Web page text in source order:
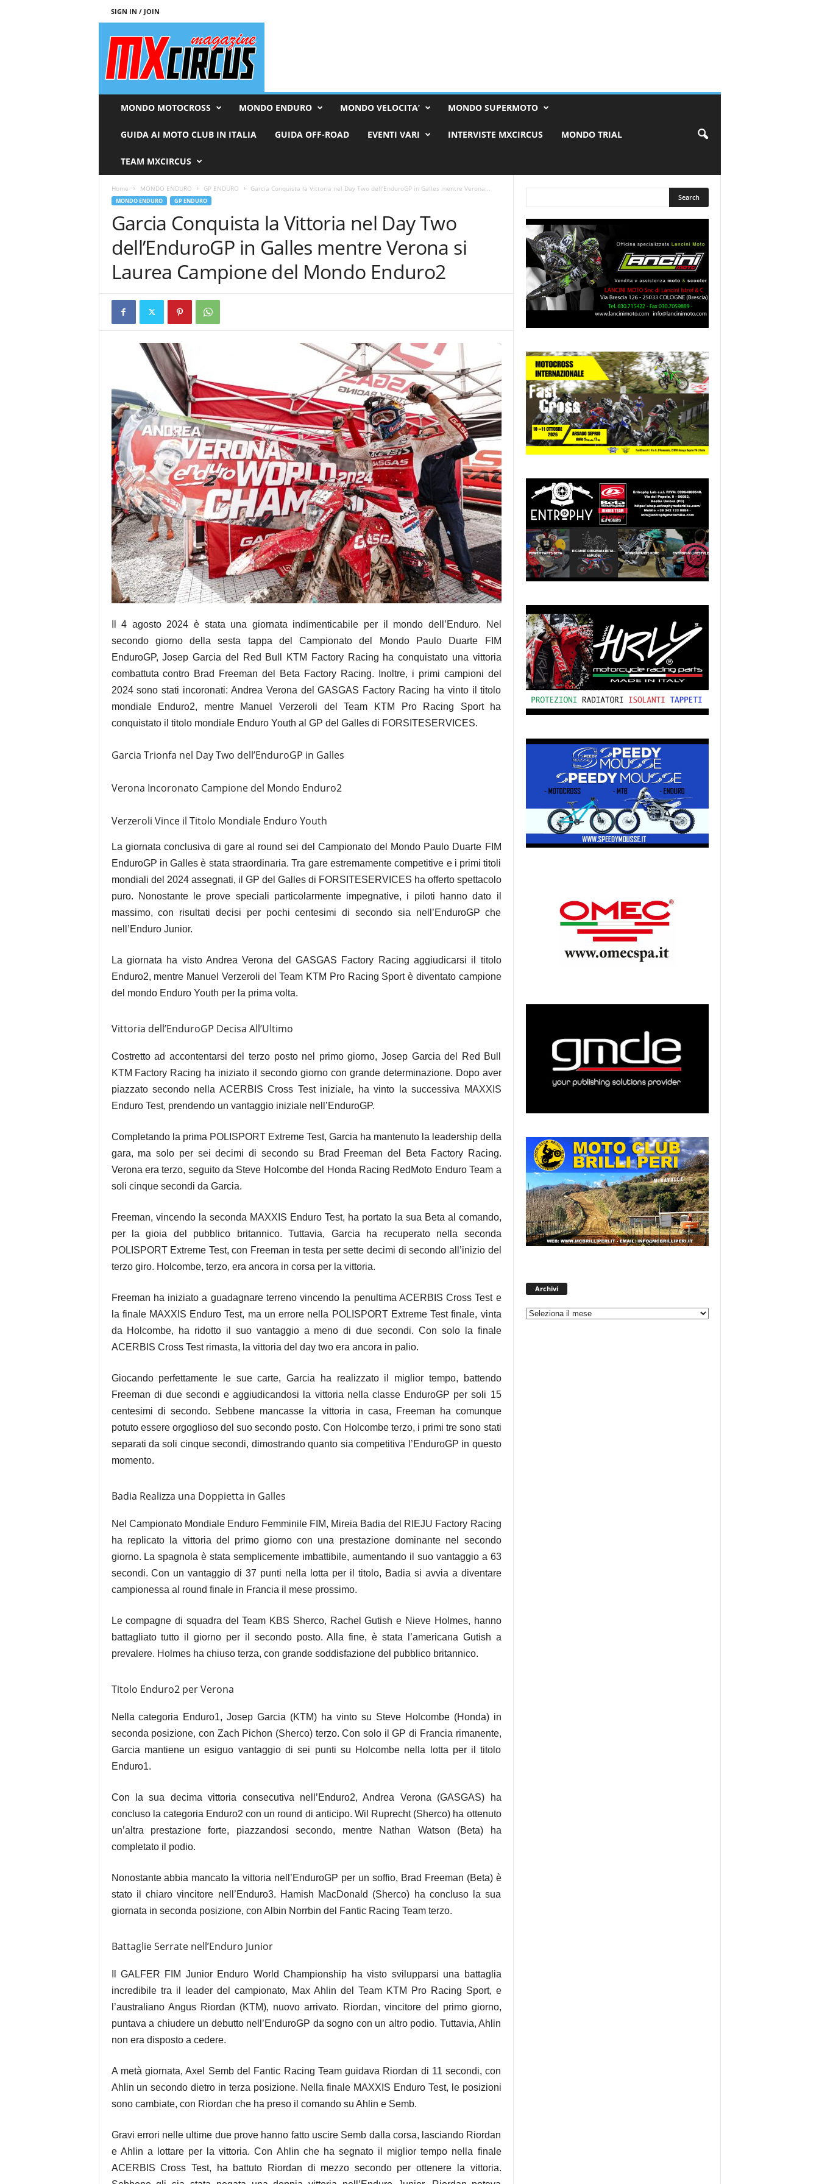
SIGN IN / JOIN
c
MONDO MOTOCROSS MONDO ENDURO MONDO VELOCITA’ MONDO SUPERMOTO
GUIDA AI MOTO CLUB IN ITALIA GUIDA OFF-ROAD EVENTI VARI INTERVISTE MXCIRCUS MONDO TRIAL
TEAM MXCIRCUS
Home MONDO ENDURO GP ENDURO Garcia Conquista la Vittoria nel Day Two dell’EnduroGP in Galles mentre Verona...
MONDO ENDURO GP ENDURO
Garcia Conquista la Vittoria nel Day Two
dell’EnduroGP in Galles mentre Verona si
Laurea Campione del Mondo Enduro2
Il 4 agosto 2024 è stata una giornata indimenticabile per il mondo dell’Enduro. Nel
secondo giorno della sesta tappa del Campionato del Mondo Paulo Duarte FIM
EnduroGP, Josep Garcia del Red Bull KTM Factory Racing ha conquistato una vittoria
combattuta contro Brad Freeman del Beta Factory Racing. Inoltre, i primi campioni del
2024 sono stati incoronati: Andrea Verona del GASGAS Factory Racing ha vinto il titolo
mondiale Enduro2, mentre Manuel Verzeroli del Team KTM Pro Racing Sport ha
conquistato il titolo mondiale Enduro Youth al GP del Galles di FORSITESERVICES.
Garcia Trionfa nel Day Two dell’EnduroGP in Galles
Verona Incoronato Campione del Mondo Enduro2
Verzeroli Vince il Titolo Mondiale Enduro Youth
La giornata conclusiva di gare al round sei del Campionato del Mondo Paulo Duarte FIM
EnduroGP in Galles è stata straordinaria. Tra gare estremamente competitive e i primi titoli
mondiali del 2024 assegnati, il GP del Galles di FORSITESERVICES ha offerto spettacolo
puro. Nonostante le prove speciali particolarmente impegnative, i piloti hanno dato il
massimo, con risultati decisi per pochi centesimi di secondo sia nell’EnduroGP che
nell’Enduro Junior.
La giornata ha visto Andrea Verona del GASGAS Factory Racing aggiudicarsi il titolo
Enduro2, mentre Manuel Verzeroli del Team KTM Pro Racing Sport è diventato campione
del mondo Enduro Youth per la prima volta.
Vittoria dell’EnduroGP Decisa All’Ultimo
Costretto ad accontentarsi del terzo posto nel primo giorno, Josep Garcia del Red Bull
KTM Factory Racing ha iniziato il secondo giorno con grande determinazione. Dopo aver
piazzato secondo nella ACERBIS Cross Test iniziale, ha vinto la successiva MAXXIS
Enduro Test, prendendo un vantaggio iniziale nell’EnduroGP.
Completando la prima POLISPORT Extreme Test, Garcia ha mantenuto la leadership della
gara, ma solo per sei decimi di secondo su Brad Freeman del Beta Factory Racing.
Verona era terzo, seguito da Steve Holcombe del Honda Racing RedMoto Enduro Team a
soli cinque secondi da Garcia.
Freeman, vincendo la seconda MAXXIS Enduro Test, ha portato la sua Beta al comando,
per la gioia del pubblico britannico. Tuttavia, Garcia ha recuperato nella seconda
POLISPORT Extreme Test, con Freeman in testa per sette decimi di secondo all’inizio del
terzo giro. Holcombe, terzo, era ancora in corsa per la vittoria.
Freeman ha iniziato a guadagnare terreno vincendo la penultima ACERBIS Cross Test e
la finale MAXXIS Enduro Test, ma un errore nella POLISPORT Extreme Test finale, vinta
da Holcombe, ha ridotto il suo vantaggio a meno di due secondi. Con solo la finale
ACERBIS Cross Test rimasta, la vittoria del day two era ancora in palio.
Giocando perfettamente le sue carte, Garcia ha realizzato il miglior tempo, battendo
Freeman di due secondi e aggiudicandosi la vittoria nella classe EnduroGP per soli 15
centesimi di secondo. Sebbene mancasse la vittoria in casa, Freeman ha comunque
potuto essere orgoglioso del suo secondo posto. Con Holcombe terzo, i primi tre sono stati
separati da soli cinque secondi, dimostrando quanto sia competitiva l’EnduroGP in questo
momento.
Badia Realizza una Doppietta in Galles
Nel Campionato Mondiale Enduro Femminile FIM, Mireia Badia del RIEJU Factory Racing
ha replicato la vittoria del primo giorno con una prestazione dominante nel secondo
giorno. La spagnola è stata semplicemente imbattibile, aumentando il suo vantaggio a 63
secondi. Con un vantaggio di 37 punti nella lotta per il titolo, Badia si avvia a diventare
campionessa al round finale in Francia il mese prossimo.
Le compagne di squadra del Team KBS Sherco, Rachel Gutish e Nieve Holmes, hanno
battagliato tutto il giorno per il secondo posto. Alla fine, è stata l’americana Gutish a
prevalere. Holmes ha chiuso terza, con grande soddisfazione del pubblico britannico.
Titolo Enduro2 per Verona
Nella categoria Enduro1, Josep Garcia (KTM) ha vinto su Steve Holcombe (Honda) in
seconda posizione, con Zach Pichon (Sherco) terzo. Con solo il GP di Francia rimanente,
Garcia mantiene un esiguo vantaggio di sei punti su Holcombe nella lotta per il titolo
Enduro1.
Con la sua decima vittoria consecutiva nell’Enduro2, Andrea Verona (GASGAS) ha
concluso la categoria Enduro2 con un round di anticipo. Wil Ruprecht (Sherco) ha ottenuto
un’altra prestazione forte, piazzandosi secondo, mentre Nathan Watson (Beta) ha
completato il podio.
Nonostante abbia mancato la vittoria nell’EnduroGP per un soffio, Brad Freeman (Beta) è
stato il chiaro vincitore nell’Enduro3. Hamish MacDonald (Sherco) ha concluso la sua
giornata in seconda posizione, con Albin Norrbin del Fantic Racing Team terzo.
Battaglie Serrate nell’Enduro Junior
Il GALFER FIM Junior Enduro World Championship ha visto svilupparsi una battaglia
incredibile tra il leader del campionato, Max Ahlin del Team KTM Pro Racing Sport, e
l’australiano Angus Riordan (KTM), nuovo arrivato. Riordan, vincitore del primo giorno,
puntava a chiudere un debutto nell’EnduroGP da sogno con un altro podio. Tuttavia, Ahlin
non era disposto a cedere.
A metà giornata, Axel Semb del Fantic Racing Team guidava Riordan di 11 secondi, con
Ahlin un secondo dietro in terza posizione. Nella finale MAXXIS Enduro Test, le posizioni
sono cambiate, con Riordan che ha preso il comando su Ahlin e Semb.
Gravi errori nelle ultime due prove hanno fatto uscire Semb dalla corsa, lasciando Riordan
e Ahlin a lottare per la vittoria. Con Ahlin che ha segnato il miglior tempo nella finale
ACERBIS Cross Test, ha battuto Riordan di mezzo secondo per ottenere la vittoria.
Archivi